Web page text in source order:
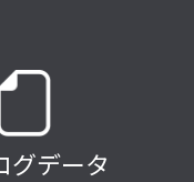
グデータ